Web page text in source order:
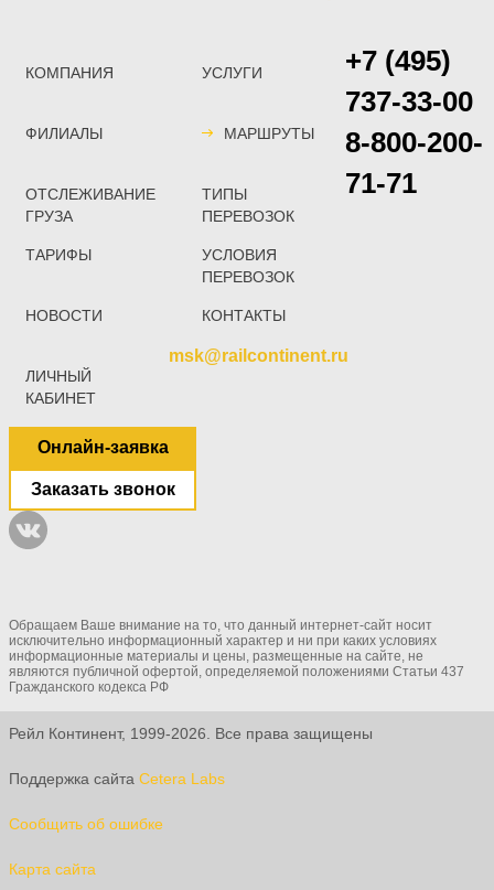
КОМПАНИЯ УСЛУГИ
ФИЛИАЛЫ МАРШРУТЫ
ОТСЛЕЖИВАНИЕ
ГРУЗА
ТИПЫ
ПЕРЕВОЗОК
ТАРИФЫ
УСЛОВИЯ
ПЕРЕВОЗОК
НОВОСТИ КОНТАКТЫ
ЛИЧНЫЙ
КАБИНЕТ
+7 (495)
737-33-00
8-800-200-
71-71
msk@railcontinent.ru
Онлайн-заявка
Заказать звонок
Обращаем Ваше внимание на то, что данный интернет-сайт носит
исключительно информационный характер и ни при каких условиях
информационные материалы и цены, размещенные на сайте, не
являются публичной офертой, определяемой положениями Статьи 437
Гражданского кодекса РФ
Рейл Континент, 1999-2026. Все права защищены
Поддержка сайта Cetera Labs
Сообщить об ошибке
Карта сайта